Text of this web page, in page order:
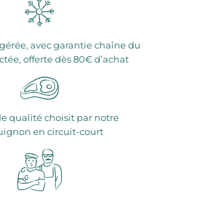
avec garantie chaîne du
offerte dès 80€ d’achat
qualité choisit par notre
en circuit-court